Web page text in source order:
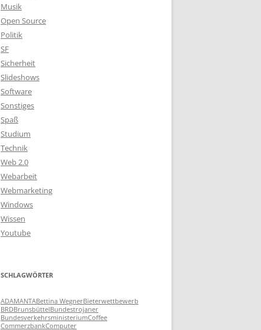
Musik
Open Source
Politik
SF
Sicherheit
Slideshows
Software
Sonstiges
Spaß
Studium
Technik
Web 2.0
Webarbeit
Webmarketing
Windows
Wissen
Youtube
SCHLAGWÖRTER
ADAMANTABettina WegnerBieterwettbewerb
BRDBrunsbüttelBundestrojaner
BundesverkehrsministeriumCoffee
CommerzbankComputer